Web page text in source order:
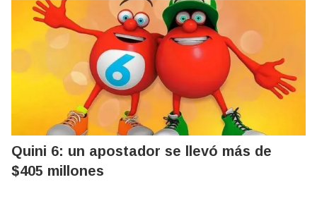
Quini 6: un apostador se llevó más de
$405 millones